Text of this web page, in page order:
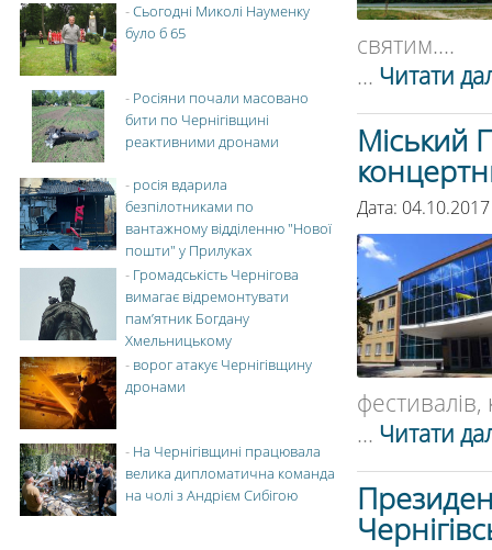
святим....
... Читати
Міський
Дата:
фестивалів,
... Читати
-Сьогодні Миколі Науменку
було б 65
- Росіяни почали масовано
бити по Чернігівщині
реактивними дронами
- росія вдарила
безпілотниками по
вантажному відділенню "Нової
пошти" у Прилуках
- Громадськість Чернігова
вимагає відремонтувати
пам’ятник Богдану
Хмельницькому
- ворог атакує Чернігівщину
дронами
- На Чернігівщині працювала
велика дипломатична команда
на чолі з Андрієм Сибігою